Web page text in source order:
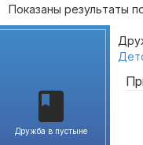
Показаны результаты
Дружба в пустыне